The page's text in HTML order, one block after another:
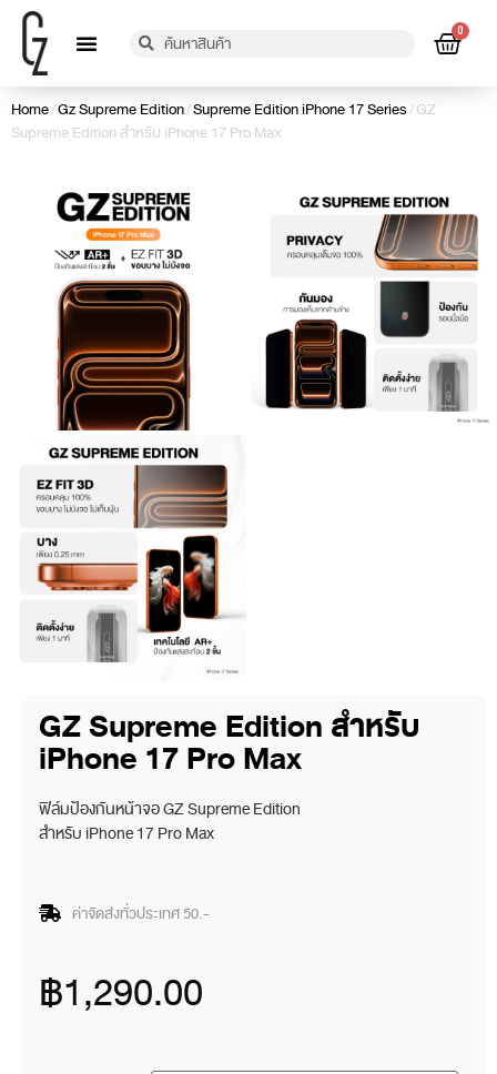
0
Home/Gz Supreme Edition/Supreme Edition iPhone 17 Series/ GZ
Supreme Edition สำหรับ iPhone 17 Pro Max
GZ Supreme Edition สำหรับ
iPhone 17 Pro Max
ฟิล์มป้องกันหน้าจอ GZ Supreme Edition
สำหรับ iPhone 17 Pro Max
ค่าจัดส่งทั่วประเทศ 50.-
฿1,290.00